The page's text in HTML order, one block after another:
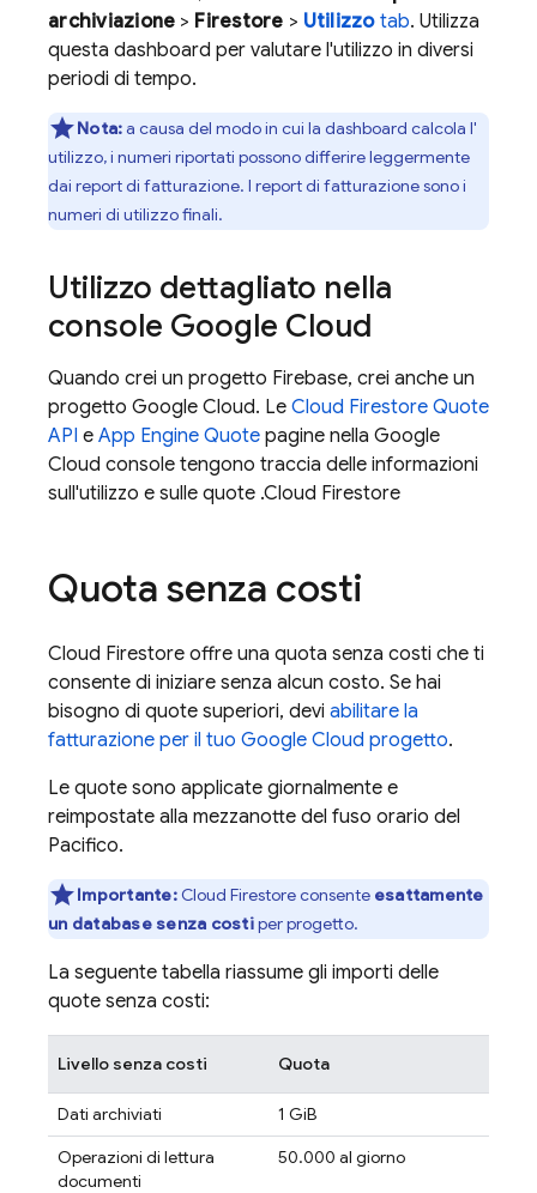
archiviazione > Firestore > Utilizzotab. Utilizza
questa dashboard per valutare l'utilizzo in diversi
periodi di tempo.
Nota:a causa del modo in cui la dashboard calcola l'
utilizzo, i numeri riportati possono differire leggermente
dai report di fatturazione. I report di fatturazione sono i
numeri di utilizzo finali.
Utilizzo dettagliato nella
console Google Cloud
Quando crei un progetto Firebase, crei anche un
progetto Google Cloud. Le Cloud Firestore Quote
API e App Engine Quote pagine nella Google
Cloud console tengono traccia delle informazioni
sull'utilizzo e sulle quote .Cloud Firestore
Quota senza costi
Cloud Firestore offre una quota senza costi che ti
consente di iniziare senza alcun costo. Se hai
bisogno di quote superiori, devi abilitare la
fatturazione per il tuo Google Cloud progetto.
Le quote sono applicate giornalmente e
reimpostate alla mezzanotte del fuso orario del
Pacifico.
Importante: Cloud Firestoreconsente esattamente
un database senza costiper progetto.
La seguente tabella riassume gli importi delle
quote senza costi:
Livello senza costi Quota
Dati archiviati
1 GiB
Operazioni di lettura
documenti
50.000 al giorno